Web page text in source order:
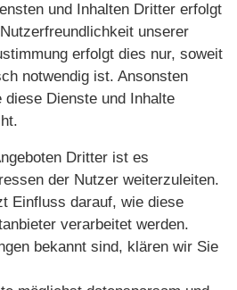
und Inhalten Dritter erfolgt
unserer
erfolgt dies nur, soweit
notwendig ist. Ansonsten
diese Dienste und Inhalte
Dritter ist es
der Nutzer weiterzuleiten.
Einfluss darauf, wie diese
verarbeitet werden.
bekannt sind, klären wir Sie